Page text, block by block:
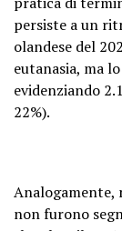
persiste a un
olandese del
eutanasia, ma
evidenziando
22%).
Analogamente,
non furono